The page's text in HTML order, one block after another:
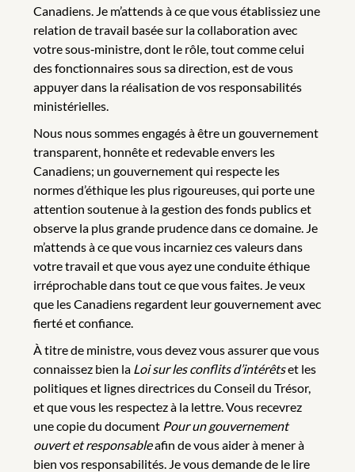
Canadiens. Je m’attends à ce que vous établissiez une
relation de travail basée sur la collaboration avec
votre sous‑ministre, dont le rôle, tout comme celui
des fonctionnaires sous sa direction, est de vous
appuyer dans la réalisation de vos responsabilités
ministérielles.
Nous nous sommes engagés à être un gouvernement
transparent, honnête et redevable envers les
Canadiens; un gouvernement qui respecte les
normes d’éthique les plus rigoureuses, qui porte une
attention soutenue à la gestion des fonds publics et
observe la plus grande prudence dans ce domaine. Je
m’attends à ce que vous incarniez ces valeurs dans
votre travail et que vous ayez une conduite éthique
irréprochable dans tout ce que vous faites. Je veux
que les Canadiens regardent leur gouvernement avec
fierté et confiance.
À titre de ministre, vous devez vous assurer que vous
connaissez bien la Loi sur les conflits d’intérêtset les
politiques et lignes directrices du Conseil du Trésor,
et que vous les respectez à la lettre. Vous recevrez
une copie du document Pour un gouvernement
ouvert et responsableafin de vous aider à mener à
bien vos responsabilités. Je vous demande de le lire